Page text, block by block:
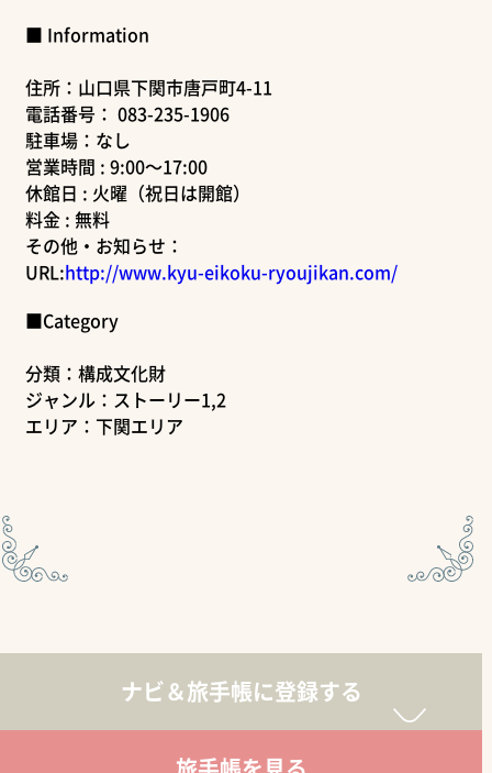
■ Information
住所：山口県下関市唐戸町4-11
電話番号： 083-235-1906
駐車場：なし
営業時間 : 9:00～17:00
休館日 : 火曜（祝日は開館）
料金 : 無料
その他・お知らせ：
URL:http://www.kyu-eikoku-ryoujikan.com/
■Category
分類：構成文化財
ジャンル：ストーリー1,2
エリア：下関エリア
ナビ＆旅手帳に登録する